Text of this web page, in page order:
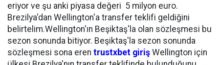
eriyor ve şu anki piyasa değeri 5 milyon euro.
Brezilya'dan Wellington'a transfer teklifi geldiğini
belirtelim.Wellington'ın Beşiktaş'la olan sözleşmesi bu
sezon sonunda bitiyor. Beşiktaş'la sezon sonunda
sözleşmesi sona eren trustxbet giriş Wellington için